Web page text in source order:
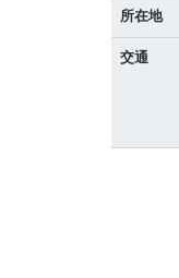
所在地
交通